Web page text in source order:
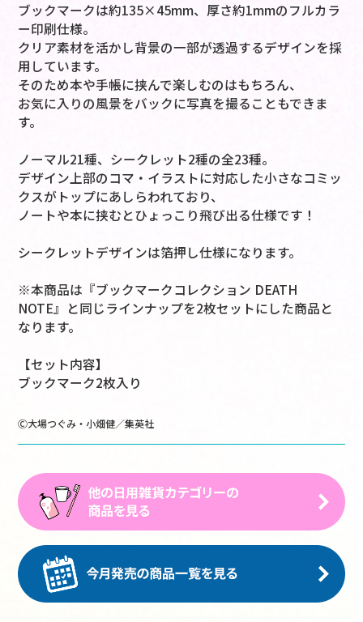
ブックマークは約135×45mm、厚さ約1mmのフルカラ
ー印刷仕様。
クリア素材を活かし背景の一部が透過するデザインを採
用しています。
そのため本や手帳に挟んで楽しむのはもちろん、
お気に入りの風景をバックに写真を撮ることもできま
す。
ノーマル21種、シークレット2種の全23種。
デザイン上部のコマ・イラストに対応した小さなコミッ
クスがトップにあしらわれており、
ノートや本に挟むとひょっこり飛び出る仕様です！
シークレットデザインは箔押し仕様になります。
※本商品は『ブックマークコレクション DEATH
NOTE』と同じラインナップを2枚セットにした商品と
なります。
【セット内容】
ブックマーク2枚入り
Ⓒ大場つぐみ・小畑健／集英社